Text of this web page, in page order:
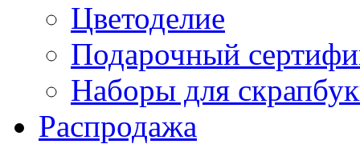
Цветоделие
Подарочный
Наборы для
Распродажа